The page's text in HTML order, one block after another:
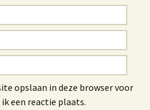
opslaan in deze browser voor
een reactie plaats.